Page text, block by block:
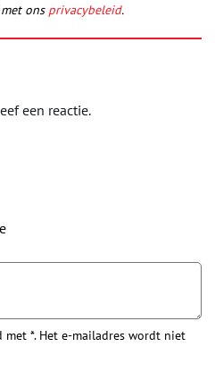
ons privacybeleid.
een reactie.
met *. Het e-mailadres wordt niet